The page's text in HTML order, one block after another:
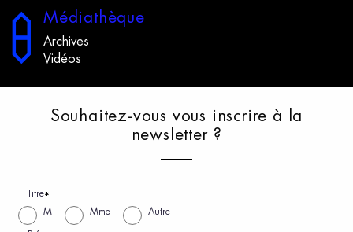
Médiathèque
Archives
Vidéos
Souhaitez-vous vous i nscrire à
a
newsletter ?
Titre*
M Mme Autre